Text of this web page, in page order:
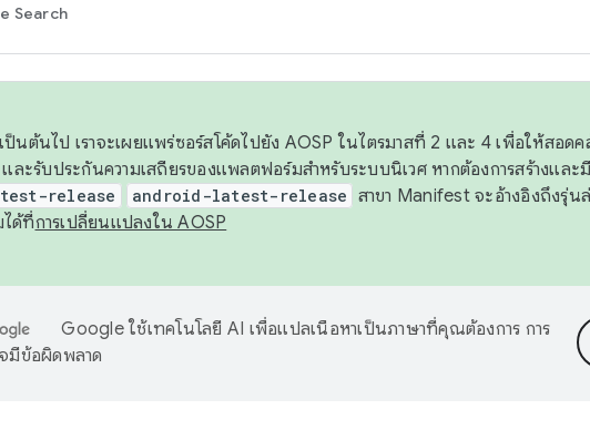
Search
นต้นไป เราจะเผยแพร่ซอร์สโค้ดไปยัง AOSP ในไตรมาสที่ 2 และ 4 เพื่อให้สอด
ละรับประกันความเสถียรของแพลตฟอร์มสำหรับระบบนิเวศ หากต้องการสร้างและ
release android-latest-release สาขา Manifest จะอ้างอิงถึงรุ่
ด้ที่การเปลี่ยนแปลงใน AOSP
Google ใช้เทคโนโลยี AI เพื่อแปลเนื้อหาเป็นภาษาที่คุณต้องการ การ
มีข้อผิดพลาด